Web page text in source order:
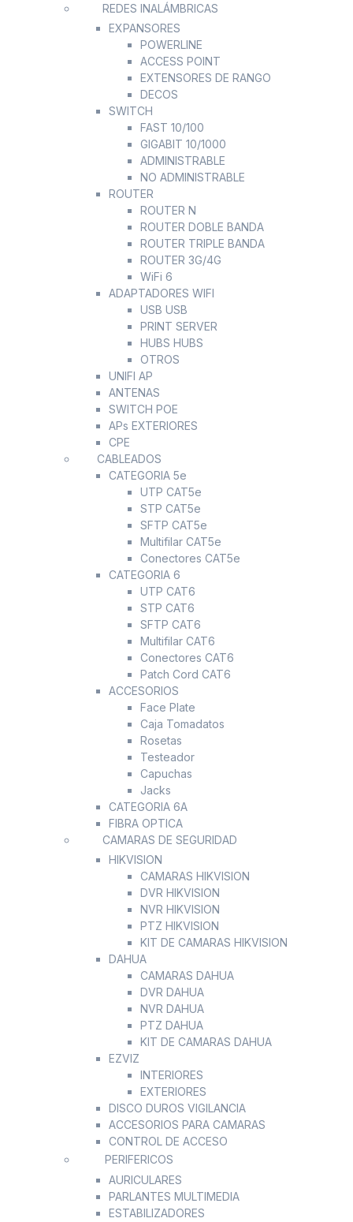
REDES INALÁMBRICAS
EXPANSORES
POWERLINE
ACCESS POINT
EXTENSORES DE RANGO
DECOS
SWITCH
FAST 10/100
GIGABIT 10/1000
ADMINISTRABLE
NO ADMINISTRABLE
ROUTER
ROUTER N
ROUTER DOBLE BANDA
ROUTER TRIPLE BANDA
ROUTER 3G/4G
WiFi 6
ADAPTADORES WIFI
USB USB
PRINT SERVER
HUBS HUBS
OTROS
UNIFI AP
ANTENAS
SWITCH POE
APs EXTERIORES
CPE
CABLEADOS
CATEGORIA 5e
UTP CAT5e
STP CAT5e
SFTP CAT5e
Multifilar CAT5e
Conectores CAT5e
CATEGORIA 6
UTP CAT6
STP CAT6
SFTP CAT6
Multifilar CAT6
Conectores CAT6
Patch Cord CAT6
ACCESORIOS
Face Plate
Caja Tomadatos
Rosetas
Testeador
Capuchas
Jacks
CATEGORIA 6A
FIBRA OPTICA
CAMARAS DE SEGURIDAD
HIKVISION
CAMARAS HIKVISION
DVR HIKVISION
NVR HIKVISION
PTZ HIKVISION
KIT DE CAMARAS HIKVISION
DAHUA
CAMARAS DAHUA
DVR DAHUA
NVR DAHUA
PTZ DAHUA
KIT DE CAMARAS DAHUA
EZVIZ
INTERIORES
EXTERIORES
DISCO DUROS VIGILANCIA
ACCESORIOS PARA CAMARAS
CONTROL DE ACCESO
PERIFERICOS
AURICULARES
PARLANTES MULTIMEDIA
ESTABILIZADORES